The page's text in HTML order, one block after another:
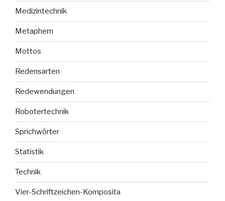
Medizintechnik
Metaphern
Mottos
Redensarten
Redewendungen
Robotertechnik
Sprichwörter
Statistik
Technik
Vier-Schriftzeichen-Komposita